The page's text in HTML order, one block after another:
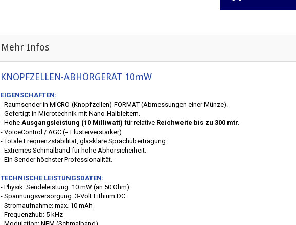
Mehr Infos
KNOPFZELLEN-ABHÖRGERÄT 10mW
EIGENSCHAFTEN:
- Raumsender in MICRO-(Knopfzellen)-FORMAT (Abmessungen einer Münze).
- Gefertigt in Microtechnik mit Nano-Halbleitern.
- Hohe Ausgangsleistung (10 Milliwatt) für relative Reichweite bis zu 300 mtr.
- VoiceControl / AGC (= Flüsterverstärker).
- Totale Frequenzstabilität, glasklare Sprachübertragung.
- Extremes Schmalband für hohe Abhörsicherheit.
- Ein Sender höchster Professionalität.
TECHNISCHE LEISTUNGSDATEN:
- Physik. Sendeleistung: 10 mW (an 50 Ohm)
- Spannungsversorgung: 3-Volt Lithium DC
- Stromaufnahme: max. 10 mAh
- Frequenzhub: 5 kHz